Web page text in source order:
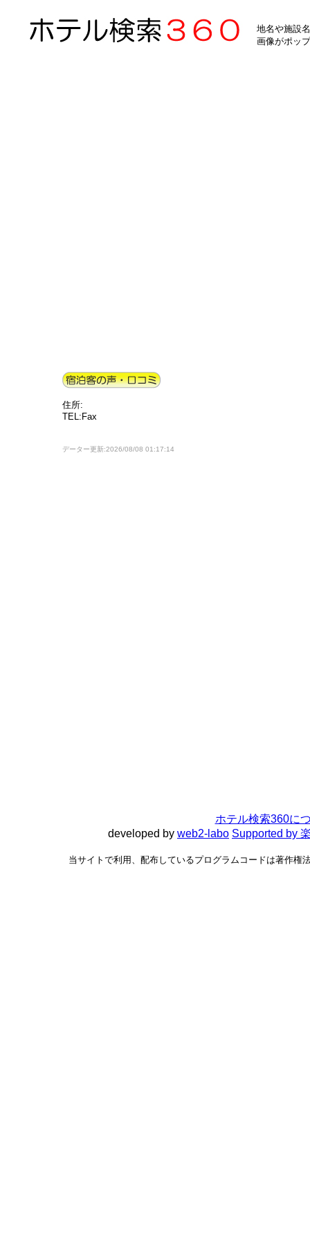
地名や施設
画像がポッ
住所:
TEL:Fax
データー更新:2026/08/08 01:17:14
ホテル検索360に
developed by web2-labo Supported by
当サイトで利用、配布しているプログラムコードは著作